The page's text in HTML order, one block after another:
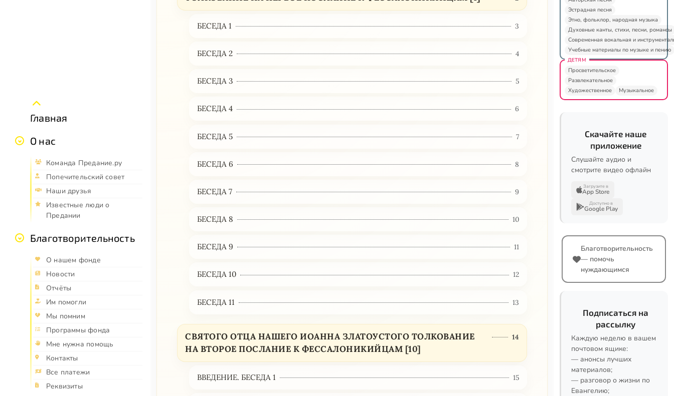
Главная
О нас
Команда Предание.ру
Попечительский совет
Наши друзья
Известные люди о
Предании
Благотворительность
О нашем фонде
Новости
Отчёты
Им помогли
Мы помним
Программы фонда
Мне нужна помощь
Контакты
Все платежи
Реквизиты
БЕСЕДА 1 3
БЕСЕДА 2 4
БЕСЕДА 3 5
БЕСЕДА 4 6
БЕСЕДА 5 7
БЕСЕДА 6 8
БЕСЕДА 7 9
БЕСЕДА 8 10
БЕСЕДА 9 11
БЕСЕДА 10 12
БЕСЕДА 11 13
СВЯТОГО ОТЦА НАШЕГО ИОАННА ЗЛАТОУСТОГО ТОЛКОВАНИЕ
НА ВТОРОЕ ПОСЛАНИЕ К ФЕССАЛОНИКИЙЦАМ [10]
14
ВВЕДЕНИЕ. БЕСЕДА 1 15
Эстрадная песня
Этно, фольклор, народная музыка
Духовные канты, стихи, песни, романсы
Современная вокальная и
Учебные материалы по музыке и пению
ДЕТЯМ
Просветительское
Развлекательное
Художественное
Музыкальное
Скачайте наше
приложение
Слушайте аудио и
смотрите видео офлайн
Загрузите в
App Store
Доступно в
Google Play
Благотворительность
— помочь
нуждающимся
Подписаться на
рассылку
Каждую неделю в вашем
почтовом ящике:
— анонсы лучших
материалов;
— разговор о жизни по
Евангелию;